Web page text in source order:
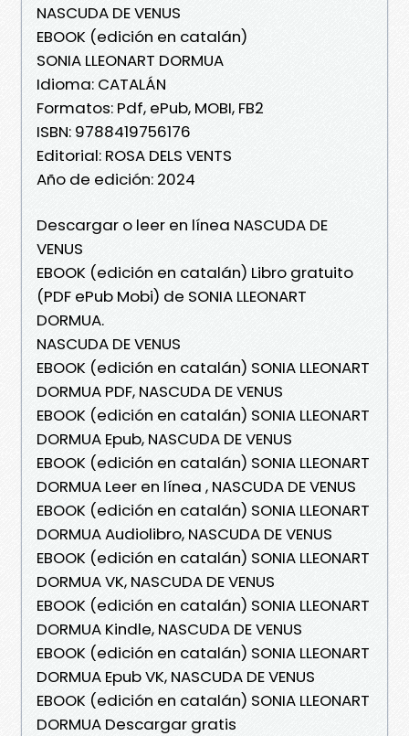
NASCUDA DE VENUS
EBOOK (edición en catalán)
SONIA LLEONART DORMUA
Idioma: CATALÁN
Formatos: Pdf, ePub, MOBI, FB2
ISBN: 9788419756176
Editorial: ROSA DELS VENTS
Año de edición: 2024
Descargar o leer en línea NASCUDA DE
VENUS
EBOOK (edición en catalán) Libro gratuito
(PDF ePub Mobi) de SONIA LLEONART
DORMUA.
NASCUDA DE VENUS
EBOOK (edición en catalán) SONIA LLEONART
DORMUA PDF, NASCUDA DE VENUS
EBOOK (edición en catalán) SONIA LLEONART
DORMUA Epub, NASCUDA DE VENUS
EBOOK (edición en catalán) SONIA LLEONART
DORMUA Leer en línea , NASCUDA DE VENUS
EBOOK (edición en catalán) SONIA LLEONART
DORMUA Audiolibro, NASCUDA DE VENUS
EBOOK (edición en catalán) SONIA LLEONART
DORMUA VK, NASCUDA DE VENUS
EBOOK (edición en catalán) SONIA LLEONART
DORMUA Kindle, NASCUDA DE VENUS
EBOOK (edición en catalán) SONIA LLEONART
DORMUA Epub VK, NASCUDA DE VENUS
EBOOK (edición en catalán) SONIA LLEONART
DORMUA Descargar gratis